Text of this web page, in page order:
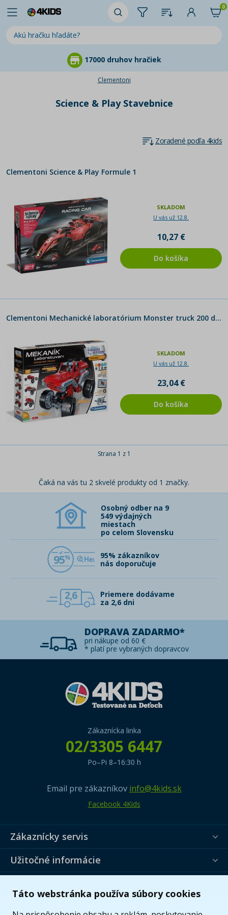
Táto webstránka používa súbory cookies
0
17000 druhov hračiek
Clementoni
Science & Play Stavebnice
Zoradené podľa 4kids
Clementoni Science & Play Formule 1
SKLADOM
U vás už 12.8.
10,27 €
Do košíka
Clementoni Mechanické laboratórium Monster truck 200 dielikov
SKLADOM
U vás už 12.8.
23,04 €
Do košíka
Strana 1 z 1
Čaká na vás tu 2 skvelé produkty od 1 značky.
Osobný odber na 9
549 výdajných
miestach
po celom Slovensku
95
95% zákazníkov
nás doporučuje
2,6
Priemere dodávame
za 2,6 dni
DOPRAVA ZADARMO*
pri nákupe od 60 €
* platí pre vybraných dopravcov
Zákaznícka linka
02/3305 6447
Po–Pi 8–16:30 h
Email pre zákazníkov info@4kids.sk
Facebook 4Kids
Zákaznícky servis
Užitočné informácie